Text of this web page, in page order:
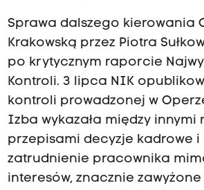
Sprawa dalszego kierowania
Krakowską przez Piotra
po krytycznym raporcie
Kontroli. 3 lipca NIK
kontroli prowadzonej w
Izba wykazała między innymi
przepisami decyzje kadrowe
zatrudnienie pracownika
interesów, znacznie zawyżone